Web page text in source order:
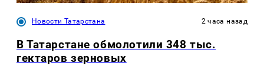
Новости Татарстана 2 часа назад
В Татарстане обмолотили 348 тыс.
гектаров зерновых